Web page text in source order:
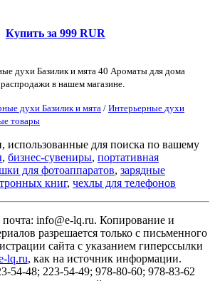
Купить за 999 RUR
духи Базилик и мята 40 Ароматы для дома
в нашем магазине.
духи Базилик и мята / Интерьерные духи
товары
использованные для поиска по вашему
, бизнес-сувениры, портативная
для фотоаппаратов, зарядные
книг, чехлы для телефонов
почта: info@e-lq.ru. Копирование и
разрешается только с письменного
сайта с указанием гиперссылки
lq.ru, как на источник информации.
54-48; 223-54-49; 978-80-60; 978-83-62